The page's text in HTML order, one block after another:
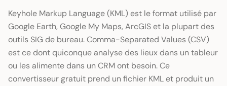
Keyhole Markup Language (KML) est le format utilisé par
Google Earth, Google My Maps, ArcGIS et la plupart des
outils SIG de bureau. Comma-Separated Values (CSV)
est ce dont quiconque analyse des lieux dans un tableur
ou les alimente dans un CRM ont besoin. Ce
convertisseur gratuit prend un fichier KML et produit un